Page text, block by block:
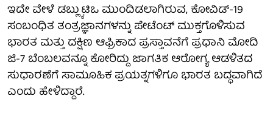
ಇದೇ ವೇಳೆ ಡಬ್ಲ್ಯುಟಿಒ ಮುಂದಿಡಲಾಗಿರುವ, ಕೋವಿಡ್-19
ಸಂಬಂಧಿತ ತಂತ್ರಜ್ಞಾನಗಳನ್ನು ಪೇಟೆಂಟ್ ಮುಕ್ತಗೊಳಿಸುವ
ಭಾರತ ಮತ್ತು ದಕ್ಷಿಣ ಆಫ್ರಿಕಾದ ಪ್ರಸ್ತಾವನೆಗೆ ಪ್ರಧಾನಿ ಮೋದಿ
ಜಿ-7 ಬೆಂಬಲವನ್ನೂ ಕೋರಿದ್ದು ಜಾಗತಿಕ ಆರೋಗ್ಯ ಆಡಳಿತದ
ಸುಧಾರಣೆಗೆ ಸಾಮೂಹಿಕ ಪ್ರಯತ್ನಗಳಿಗೂ ಭಾರತ ಬದ್ಧವಾಗಿದೆ
ಎಂದು ಹೇಳಿದ್ದಾರೆ.